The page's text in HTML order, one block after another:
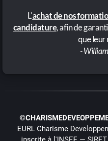
L'achat de nos
candidature, afin de
que leur
-
EURL Charisme